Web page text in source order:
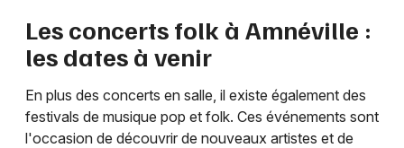
Les concerts folk à Amnéville :
les dates à venir
En plus des concerts en salle, il existe également des
festivals de musique pop et folk. Ces événements sont
l'occasion de découvrir de nouveaux artistes et de